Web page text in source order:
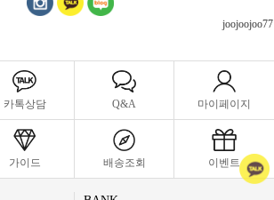
joojoojoo77
카톡상담 Q&A 마이페이지
가이드 배송조회 이벤트